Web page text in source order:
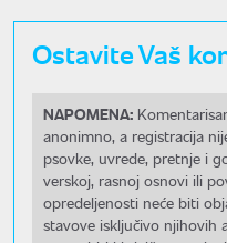
Ostavite Vaš
NAPOMENA:
anonimno, a registracija
psovke, uvrede, pretnje i
verskoj, rasnoj osnovi ili
opredeljenosti neće biti
stavove isključivo njihovih